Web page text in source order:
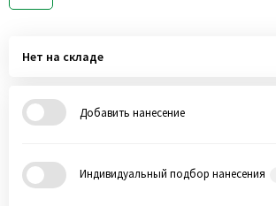
Нет на складе
Добавить нанесение
Индивидуальный подбор нанесения